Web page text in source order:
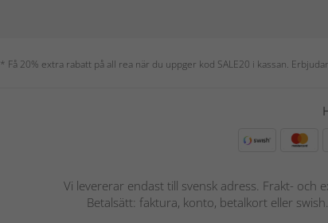
* Få 20% extra rabatt på all rea när du uppger kod SALE20 i kassan.
Vi levererar endast till svensk adress. Frakt-
Betalsätt: faktura, konto, betalkort eller